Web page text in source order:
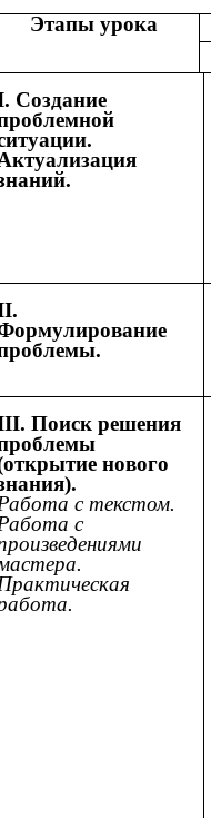
Этапы урока
Создание
Поиск решения
нового
с текстом.
с